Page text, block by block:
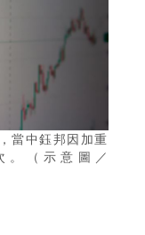
當中鈺邦因加重
。（示意圖／